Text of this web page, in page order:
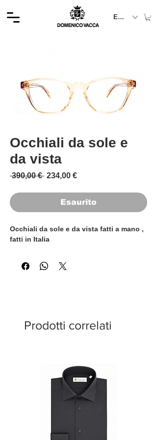
EUR (€)
Occhiali da sole e
da vista
390,00 € Prezzo regolare
234,00 €Prezzo scontato
Esaurito
Occhiali da sole e da vista fatti a mano ,
fatti in Italia
Prodotti correlati